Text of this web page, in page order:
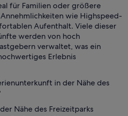
für Familien oder größere
wie Highspeed-
Aufenthalt. Viele dieser
werden von hoch
verwaltet, was ein
Erlebnis
in der Nähe des
Nähe des Freizeitparks